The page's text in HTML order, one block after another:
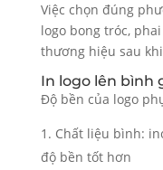
Việc chọn đúng
logo bong tróc,
thương hiệu sau
In logo lên bình
Độ bền của logo
Chất liệu bình:
độ bền tốt hơn